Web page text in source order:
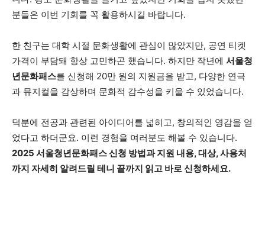
분들은 이번 기회를 꼭 활용하시길 바랍니다.
한 친구는 대학 시절 문화생활에 관심이 많았지만, 공연 티켓
가격이 부담돼 항상 고민하곤 했습니다. 하지만 작년에 서울청
년문화패스를 신청해 20만 원의 지원금을 받고, 다양한 연극
과 뮤지컬을 감상하며 문화적 감수성을 키울 수 있었습니다.
덕분에 전공과 관련된 아이디어를 넓히고, 창의적인 영감을 얻
었다고 하더군요. 이런 경험을 여러분도 해볼 수 있습니다.
2025 서울청년문화패스 신청 방법과 지원 내용, 대상, 사용처
까지 자세히 알려드릴 테니 끝까지 읽고 바로 신청하세요.